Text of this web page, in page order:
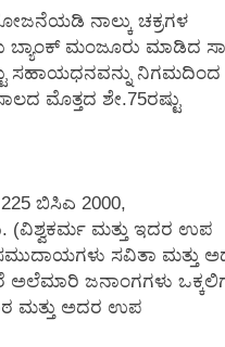
ನಾಲ್ಕು ಚಕ್ರಗಳ
ಬ್ಯಾಂಕ್ ಮಂಜೂರು ಮಾಡಿದ
ಸಹಾಯಧನವನ್ನು ನಿಗಮದಿಂದ
ಮೊತ್ತದ ಶೇ.75ರಷ್ಟು
ಬಿಸಿಎ 2000,
(ವಿಶ್ವಕರ್ಮ ಮತ್ತು ಇದರ ಉಪ
ಸವಿತಾ ಮತ್ತು
ಜನಾಂಗಗಳು
ಮತ್ತು ಅದರ ಉಪ